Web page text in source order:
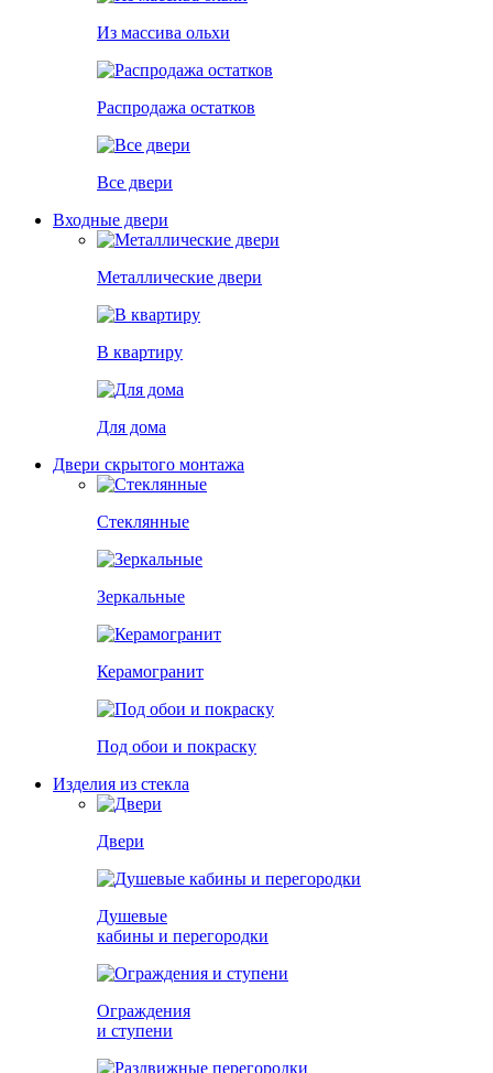
Из массива ольхи
Распродажа остатков
Все двери
Входные двери
Металлические двери
В квартиру
Для дома
Двери скрытого монтажа
Стеклянные
Зеркальные
Керамогранит
Под обои и покраску
Изделия из стекла
Двери
Душевые
кабины и перегородки
Ограждения
и ступени